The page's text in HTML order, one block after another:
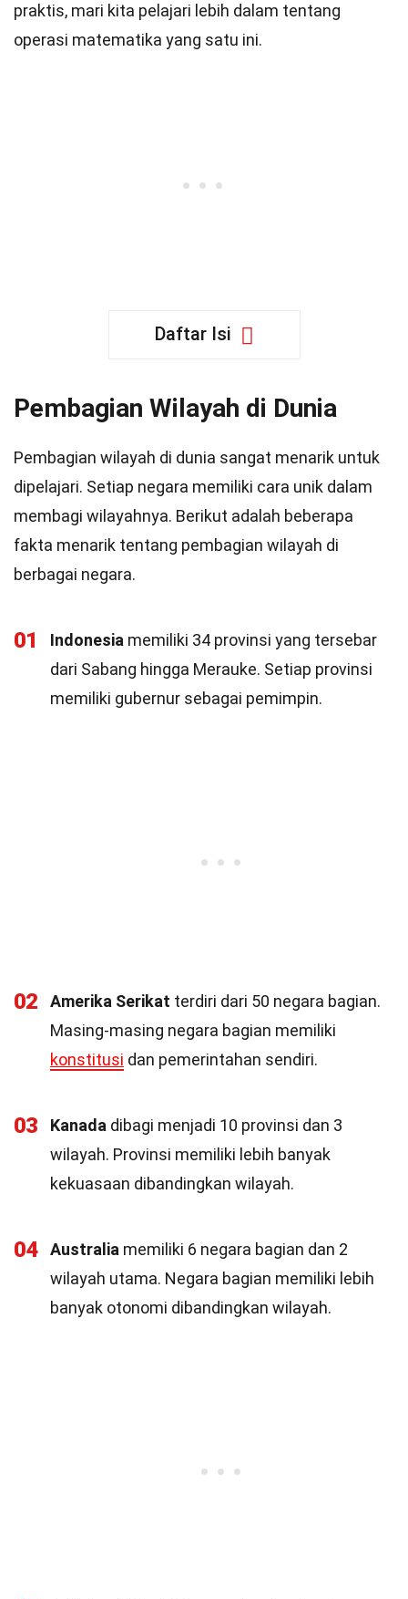
praktis, mari kita pelajari lebih dalam tentang
operasi matematika yang satu ini.
Daftar Isi
Pembagian Wilayah di Dunia
Pembagian wilayah di dunia sangat menarik untuk
dipelajari. Setiap negara memiliki cara unik dalam
membagi wilayahnya. Berikut adalah beberapa
fakta menarik tentang pembagian wilayah di
berbagai negara.
01 Indonesia memiliki 34 provinsi yang tersebar
dari Sabang hingga Merauke. Setiap provinsi
memiliki gubernur sebagai pemimpin.
02 Amerika Serikat terdiri dari 50 negara bagian.
Masing-masing negara bagian memiliki
konstitusi dan pemerintahan sendiri.
03 Kanada dibagi menjadi 10 provinsi dan 3
wilayah. Provinsi memiliki lebih banyak
kekuasaan dibandingkan wilayah.
04 Australia memiliki 6 negara bagian dan 2
wilayah utama. Negara bagian memiliki lebih
banyak otonomi dibandingkan wilayah.